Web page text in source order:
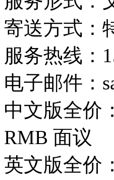
寄送方式：
服务热线：
电子邮件：
中文版全价
RMB 面议
英文版全价